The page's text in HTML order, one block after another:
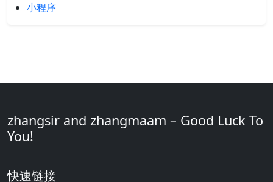
小程序
zhangsir and zhangmaam – Good Luck To
You!
快速链接